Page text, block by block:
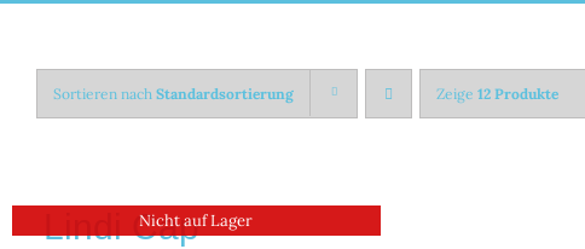
Sortieren nach Standardsortierung Zeige 12 Produkte
Nicht auf Lager
Lindi Cap